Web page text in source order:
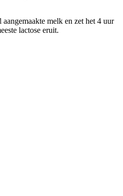
melk en zet het 4 uur
lactose eruit.